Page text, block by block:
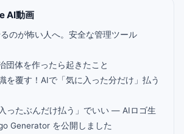
AI動画
のが怖い人へ。安全な管理ツール
団体を作ったら起きたこと
を覆す！AIで「気に入った分だけ」払う
ったぶんだけ払う」でいい — AIロゴ生
Generator を公開しました